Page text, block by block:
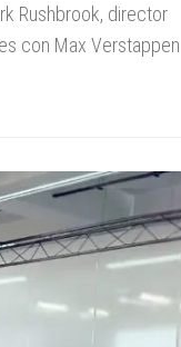
Rushbrook, director
con Max Verstappen